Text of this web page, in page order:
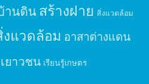
านดินสร้างฝาย สิ่งแวดล้อม
แวดล้อม อาสาต่างแดน
ยาวชน เรียนรู้เกษตร